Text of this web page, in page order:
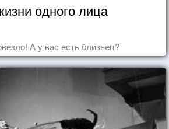
одного лица
А у вас есть близнец?